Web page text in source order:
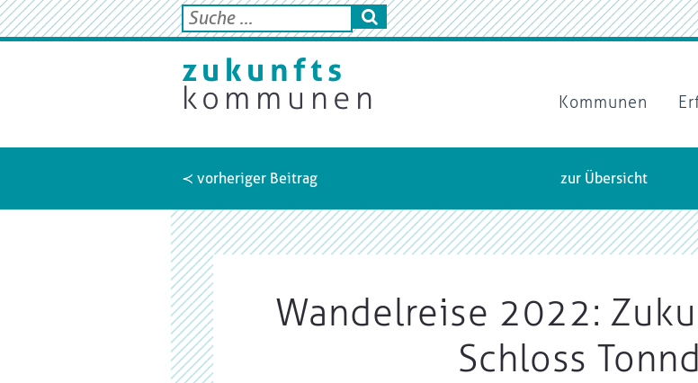
Kommunen
≺ vorheriger Beitrag zur Übersicht
Wandelreise 2022:
Schloss